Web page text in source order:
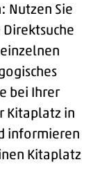
Nutzen Sie
bei Ihrer
Kitaplatz in
informieren
Kitaplatz